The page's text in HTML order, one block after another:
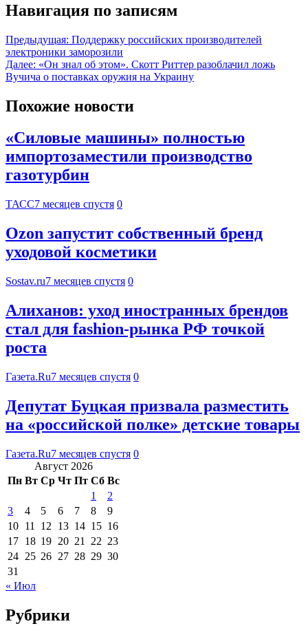
Навигация по записям
Предыдущая: Поддержку российских производителей
электроники заморозили
Далее: «Он знал об этом». Скотт Риттер разоблачил ложь
Вучича о поставках оружия на Украину
Похожие новости
«Силовые машины» полностью
импортозаместили производство
газотурбин
ТАСС7 месяцев спустя 0
Ozon запустит собственный бренд
уходовой косметики
Sostav.ru7 месяцев спустя 0
Алиханов: уход иностранных брендов
стал для fashion-рынка РФ точкой
роста
Газета.Ru7 месяцев спустя 0
Депутат Буцкая призвала разместить
на «российской полке» детские товары
Газета.Ru7 месяцев спустя 0
Август 2026
Пн Вт Ср Чт Пт Сб Вс
1
2
3
4 5 6 7 8
9
10 11 12 13 14 15 16
17 18 19 20 21 22 23
24 25 26 27 28 29 30
31
« Июл
Рубрики